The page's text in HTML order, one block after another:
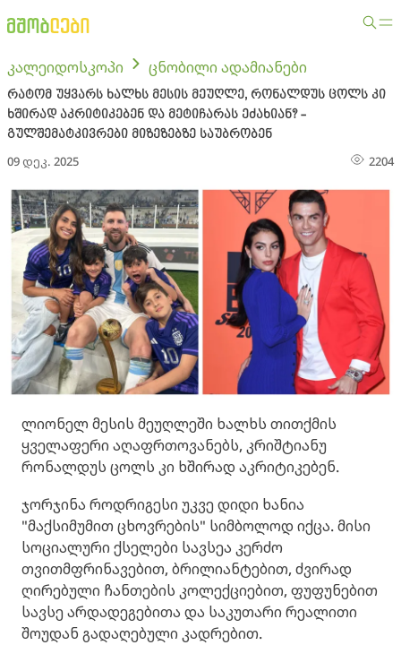
კალეიდოსკოპი ცნობილი ადამიანები
რატომ უყვარს ხალხს მესის მეუღლე, რონალდუს ცოლს კი
ხშირად აკრიტიკებენ და მეტიჩარას ეძახიან? -
გულშემატკივრები მიზეზებზე საუბრობენ
09 დეკ. 2025 2204
ლიონელ მესის მეუღლეში ხალხს თითქმის
ყველაფერი აღაფრთოვანებს, კრიშტიანუ
რონალდუს ცოლს კი ხშირად აკრიტიკებენ.
ჯორჯინა როდრიგესი უკვე დიდი ხანია
"მაქსიმუმით ცხოვრების" სიმბოლოდ იქცა. მისი
სოციალური ქსელები სავსეა კერძო
თვითმფრინავებით, ბრილიანტებით, ძვირად
ღირებული ჩანთების კოლექციებით, ფუფუნებით
სავსე არდადეგებითა და საკუთარი რეალითი
შოუდან გადაღებული კადრებით.